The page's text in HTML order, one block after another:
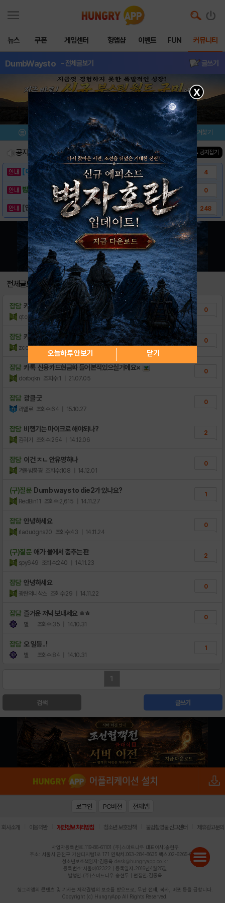
뉴스 쿠폰 게임센터 헝앱샵 이벤트 FUN 커뮤니티
DumbWaysto - 전체글보기 글쓰기
메뉴 이벤트/미션 설치/평가 즐겨찾기
공지사항 진행중인 이벤트0건 ▲ 공지접기
[이벤트] 웃음으로 매일매일 해피! 유머 게시.. 4
밥알이의 헝앱통신 ⑲ “밥알이, 드디어 멀티를.. 0
[안내] 헝그리앱 필수 상식! 밥알 획득 안내.. 248
전체글보기
잡담 카톡 핸드폰결제현금화 과연어떻게˝
qtcgxj 조회수:1 | 21.07.31
0
잡담 카톡 핸드폰결제현금화 상담부터다르다∠
zccvfrh 조회수:1 | 21.07.06
0
잡담 카톡 신용카드현금화 들어본적있으실거에요×
dorbqkn 조회수:1 | 21.07.05
0
잡담 광클 굿
라엘로 조회수:64 | 15.10.27
0
잡담 비행기는 마이크로 해야되나?
김러기 조회수:254 | 14.12.06
2
잡담 이건 ㅈㄴ 안유명하나
겨울밤풍경 조회수:108 | 14.12.01
0
(구)질문 Dumb ways to die2가 있나요?
RedBin11 조회수:2,615 | 14.11.27
1
잡담 안녕하세요
rladudgns20 조회수:43 | 14.11.24
0
(구)질문 애가 물에서 춤추는 판
spy649 조회수:240 | 14.11.23
2
잡담 안녕하세요
광란의니삭스 조회수:29 | 14.11.22
0
잡담 즐거운 저녁 보내세요 ㅎㅎ
별 조회수:35 | 14.10.31
0
잡담 오 일등..!
별 조회수:84 | 14.10.31
1
1
검색 글쓰기
X
오늘하루 안보기 닫기
로그인 PC버전 전체앱
회사소개 이용약관 개인정보 처리방침 청소년 보호정책 불법촬영물 신고센터 제휴광고문의
사업자등록번호:119-86-61101 (주)스마트나우 대표이사:송현두
주소: 서울시 금천구 가산디지털1로 171 연락처:063-284-8635 팩스:02-6265-0377
청소년보호책임자:김동욱 desk@hungryapp.co.kr
등록번호:서울아02322 | 등록일자:2016년4월25일
발행인:(주)스마트나우 송현두 | 편집인:김동욱
헝그리앱의 콘텐츠 및 기사는 저작권법의 보호를 받으므로, 무단 전재, 복사, 배포 등을 금합니다.
Copyright (c) HungryApp All Rights Reserved.